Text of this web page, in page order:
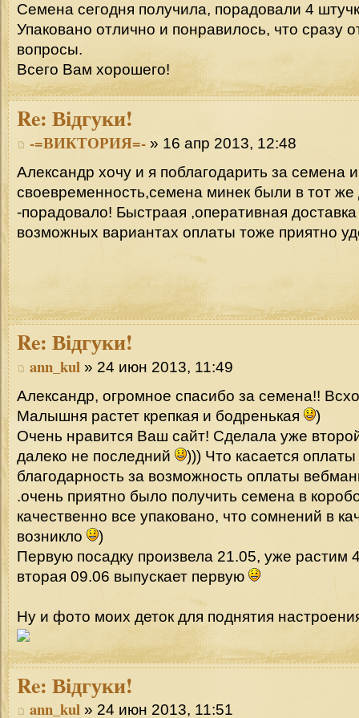
Семена сегодня получила, порадовали 4
Упаковано отлично и понравилось, что сразу
вопросы.
Всего Вам хорошего!
Re: Відгуки!
-=ВИКТОРИЯ=- » 16 апр 2013, 12:48
Александр хочу и я поблагодарить за семена
своевременность,семена минек были в тот
-порадовало! Быстраая ,оперативная
возможных вариантах оплаты тоже приятно
Re: Відгуки!
ann_kul » 24 июн 2013, 11:49
Александр, огромное спасибо за семена!!
Малышня растет крепкая и бодренькая
)
Очень нравится Ваш сайт! Сделала уже
далеко не последний
))) Что касается
благодарность за возможность оплаты
.очень приятно было получить семена в
качественно все упаковано, что сомнений в
возникло
)
Первую посадку произвела 21.05, уже растим
вторая 09.06 выпускает первую
Ну и фото моих деток для поднятия
Re: Відгуки!
ann_kul » 24 июн 2013, 11:51